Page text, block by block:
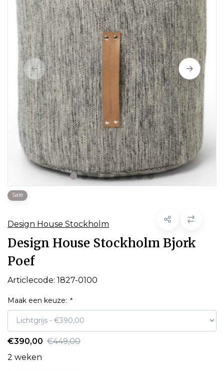
Sale
Design House Stockholm
Design House Stockholm Bjork
Poef
Articlecode: 1827-0100
Maak een keuze: *
€390,00 €449,00
2 weken